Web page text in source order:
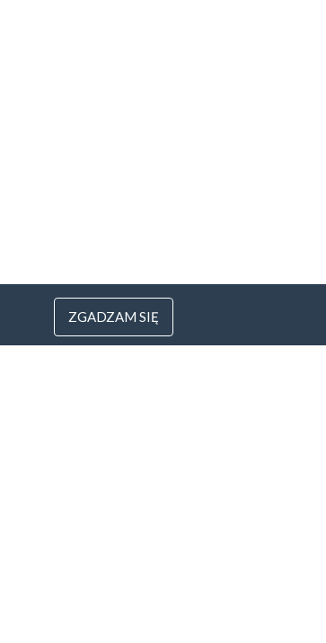
ZGADZAM SIĘ